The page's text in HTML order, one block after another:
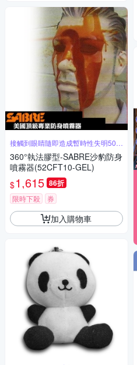
接觸到眼睛隨即造成暫時性失明50分
鐘
360°執法膠型-SABRE沙豹防身
噴霧器(52CFT10-GEL)
$1,615 86折
限時下殺 券
加入購物車